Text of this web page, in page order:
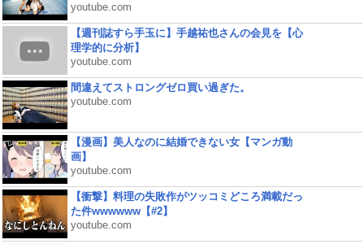
youtube.com
【週刊誌すら手玉に】手越祐也さんの会見を【心
理学的に分析】
youtube.com
間違えてストロングゼロ買い過ぎた。
youtube.com
【漫画】美人なのに結婚できない女【マンガ動
画】
youtube.com
【衝撃】料理の失敗作がツッコミどころ満載だっ
た件wwwwww【#2】
youtube.com